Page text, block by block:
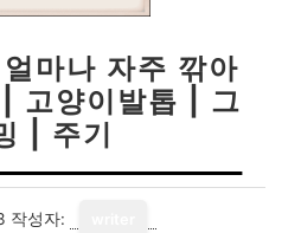
마나 자주 깎아
고양이발톱 | 그
| 주기
작성자: